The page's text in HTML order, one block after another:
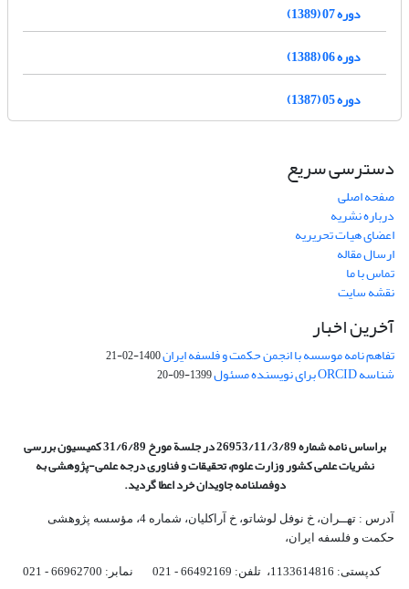
دوره 07 (1389)
دوره 06 (1388)
دوره 05 (1387)
دسترسی سریع
صفحه اصلی
درباره نشریه
اعضای هیات تحریریه
ارسال مقاله
تماس با ما
نقشه سایت
آخرین اخبار
تفاهم نامه موسسه با انجمن حکمت و فلسفه ایران1400-02-21
شناسه ORCID برای نویسنده مسئول 1399-09-20
براساس نامه شماره 26953/11/3/89 در جلسة مورخ 31/6/89 کمیسیون
بررسی
نشریات علمی کشور وزارت علوم، تحقیقات و فناوری درجه علمی‌-پژوهشیبه
دوفصلنامه جاویدان خرد اعطا گردید.
آدرس : تهــران، خ نوفل لوشاتو، خ آراکلیان، شماره 4،‌ مؤسسه پژوهشی
حکمت و فلسفه ایران،‌
کدپستی: 1133614816، تلفن: 66492169 - 021 نمابر: 66962700 - 021